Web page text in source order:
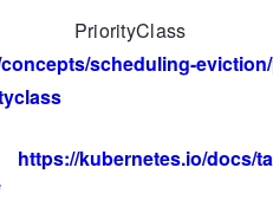
scheduling-
https://kubernetes.io/docs/